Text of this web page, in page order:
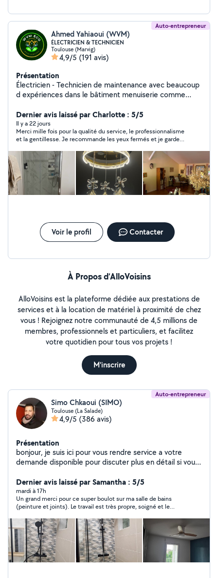
Auto-entrepreneur
Ahmed Yahiaoui (WVM)
ÉLECTRICIEN & TECHNICIEN
Toulouse (Marvig)
4,9/5 (191 avis)
Présentation
Électricien - Technicien de maintenance avec beaucoup
d expériences dans le bâtiment menuiserie comme
courant fort /faible. Neuf et rénovation - mise en norme
NF15/100 - installations interphone . visiophone . -
installation portail électrique . - installation VMC . -
installation VDI ( câblage informatique ) . - mise a la
terre . - installation camera vidéo surveillance . _
installation alarme intrusion . - installation maintenance
entretien clim , chaudière , pompe a chaleur - pose
porte , fenêtre , plinthe , escalier . - poser de cuisine .
monter meuble .levier . plaque induction, four - monter
Dernier avis laissé par Charlotte : 5/5
Il y a 22 jours
Merci mille fois pour la qualité du service, le professionnalisme
et la gentillesse. Je recommande les yeux fermés et je garde
Voir le profil Contacter
À Propos d’AlloVoisins
AlloVoisins est la plateforme dédiée aux prestations de
services et à la location de matériel à proximité de chez
vous ! Rejoignez notre communauté de 4,5 millions de
membres, professionnels et particuliers, et facilitez
votre quotidien pour tous vos projets !
M'inscrire
Auto-entrepreneur
Simo Chkaoui (SIMO)
Toulouse (La Salade)
4,9/5 (386 avis)
Présentation
bonjour, je suis ici pour vous rendre service a votre
demande disponible pour discuter plus en détail si vous
société d entretien et rénovation des maisons et des
appartements. n hésitez pas à me contacter à votre
service
Dernier avis laissé par Samantha : 5/5
mardi à 17h
Un grand merci pour ce super boulot sur ma salle de bains
(peinture et joints). Le travail est très propre, soigné et le
l'écoute. Je recommande les yeux fermés !